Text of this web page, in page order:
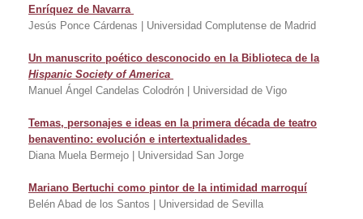
Enríquez de Navarra
Jesús Ponce Cárdenas | Universidad Complutense de Madrid
Un manuscrito poético desconocido en la Biblioteca de la
Hispanic Society of America
Manuel Ángel Candelas Colodrón | Universidad de Vigo
Temas, personajes e ideas en la primera década de teatro
benaventino: evolución e intertextualidades
Diana Muela Bermejo | Universidad San Jorge
Mariano Bertuchi como pintor de la intimidad marroquí
Belén Abad de los Santos | Universidad de Sevilla